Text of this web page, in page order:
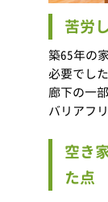
苦労
築65年の
必要でした
廊下の一
バリアフ
空き
た点